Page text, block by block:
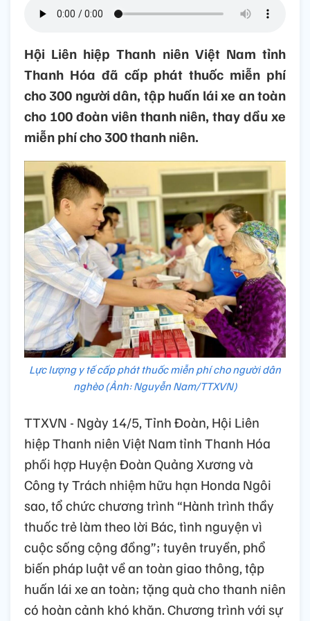
Hội Liên hiệp Thanh niên Việt Nam tỉnh
Thanh Hóa đã cấp phát thuốc miễn phí
cho 300 người dân, tập huấn lái xe an toàn
cho 100 đoàn viên thanh niên, thay dầu xe
miễn phí cho 300 thanh niên.
Lực lượng y tế cấp phát thuốc miễn phí cho người dân
nghèo (Ảnh: Nguyễn Nam/TTXVN)
TTXVN - Ngày 14/5, Tỉnh Đoàn, Hội Liên
hiệp Thanh niên Việt Nam tỉnh Thanh Hóa
phối hợp Huyện Đoàn Quảng Xương và
Công ty Trách nhiệm hữu hạn Honda Ngôi
sao, tổ chức chương trình “Hành trình thầy
thuốc trẻ làm theo lời Bác, tình nguyện vì
cuộc sống cộng đồng”; tuyên truyền, phổ
biến pháp luật về an toàn giao thông, tập
huấn lái xe an toàn; tặng quà cho thanh niên
có hoàn cảnh khó khăn. Chương trình với sự